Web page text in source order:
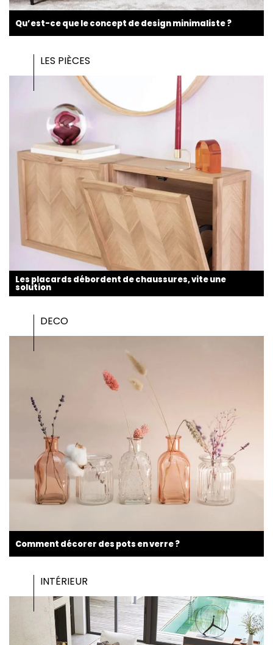
Qu’est-ce que le concept de design minimaliste ?
LES PIÈCES
Les placards débordent de chaussures, vite une
solution
DECO
Comment décorer des pots en verre ?
INTÉRIEUR